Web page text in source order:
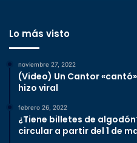
Lo más visto
noviembre 27, 2022
(Video) Un Cantor
hizo viral
febrero 26, 2022
¿Tiene billetes de
circular a partir del 1 de